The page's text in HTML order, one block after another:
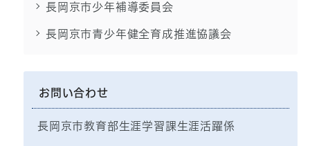
長岡京市少年補導委員会
長岡京市青少年健全育成推進協議会
お問い合わせ
長岡京市教育部生涯学習課生涯活躍係